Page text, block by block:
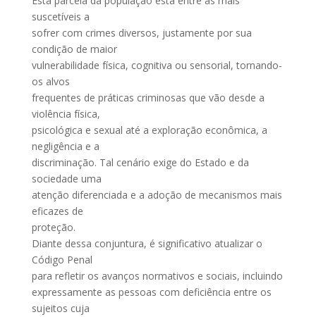
suscetíveis a
sofrer com crimes diversos, justamente por sua
condição de maior
vulnerabilidade física, cognitiva ou sensorial, tornando-
os alvos
frequentes de práticas criminosas que vão desde a
violência física,
psicológica e sexual até a exploração econômica, a
negligência e a
discriminação. Tal cenário exige do Estado e da
sociedade uma
atenção diferenciada e a adoção de mecanismos mais
eficazes de
proteção.
Diante dessa conjuntura, é significativo atualizar o
Código Penal
para refletir os avanços normativos e sociais, incluindo
expressamente as pessoas com deficiência entre os
sujeitos cuja